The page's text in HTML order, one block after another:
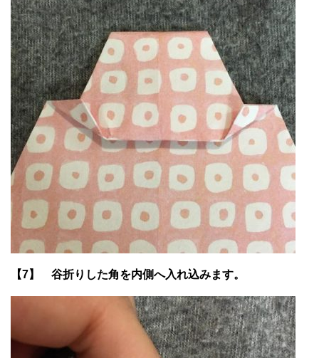
【7】 谷折りした角を内側へ入れ込みます。